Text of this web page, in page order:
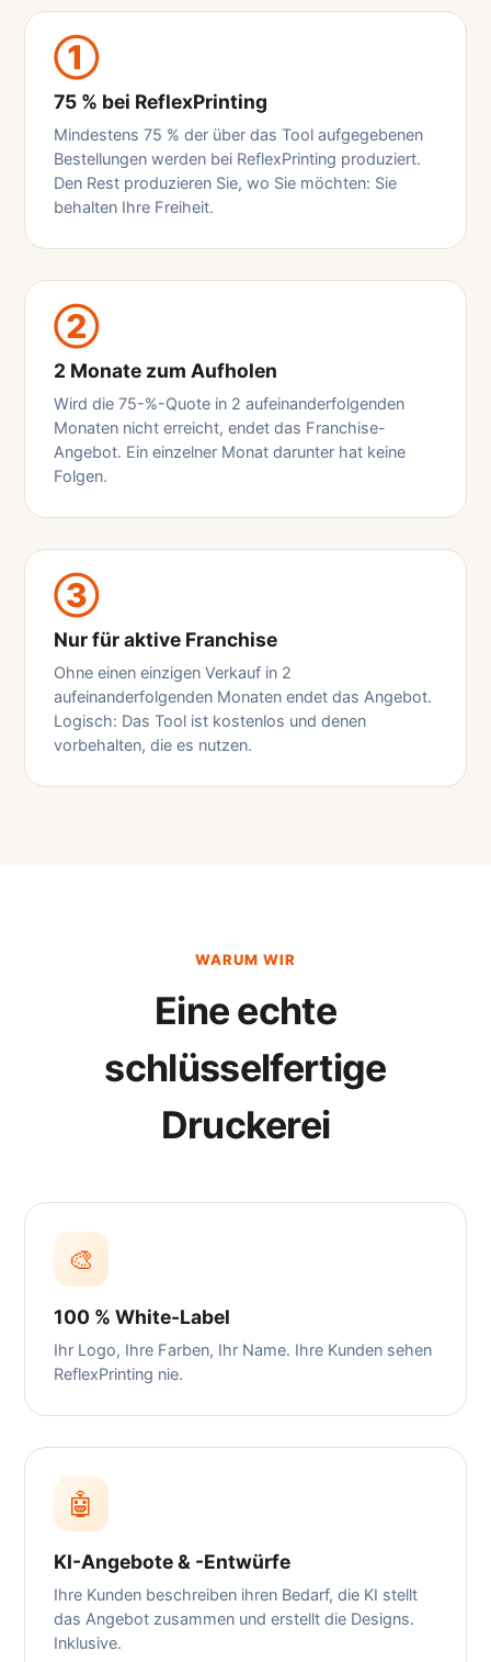
①
75 % bei ReflexPrinting
Mindestens 75 % der über das Tool aufgegebenen
Bestellungen werden bei ReflexPrinting produziert.
Den Rest produzieren Sie, wo Sie möchten: Sie
behalten Ihre Freiheit.
②
2 Monate zum Aufholen
Wird die 75-%-Quote in 2 aufeinanderfolgenden
Monaten nicht erreicht, endet das Franchise-
Angebot. Ein einzelner Monat darunter hat keine
Folgen.
③
Nur für aktive Franchise
Ohne einen einzigen Verkauf in 2
aufeinanderfolgenden Monaten endet das Angebot.
Logisch: Das Tool ist kostenlos und denen
vorbehalten, die es nutzen.
WARUM WIR
Eine echte
schlüsselfertige
Druckerei
🎨
100 % White-Label
Ihr Logo, Ihre Farben, Ihr Name. Ihre Kunden sehen
ReflexPrinting nie.
🤖
KI-Angebote & -Entwürfe
Ihre Kunden beschreiben ihren Bedarf, die KI stellt
das Angebot zusammen und erstellt die Designs.
Inklusive.